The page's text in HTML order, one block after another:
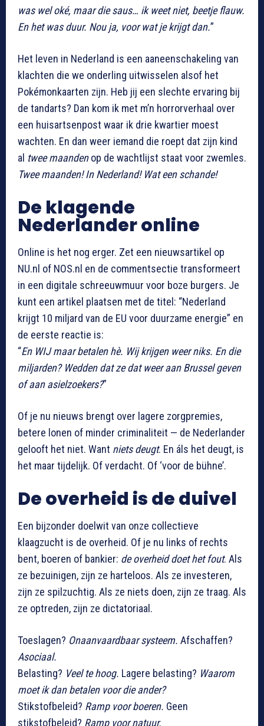
was wel oké, maar die saus… ik weet niet, beetje flauw.
En het was duur. Nou ja, voor wat je krijgt dan.”
Het leven in Nederland is een aaneenschakeling van
klachten die we onderling uitwisselen alsof het
Pokémonkaarten zijn. Heb jij een slechte ervaring bij
de tandarts? Dan kom ik met m’n horrorverhaal over
een huisartsenpost waar ik drie kwartier moest
wachten. En dan weer iemand die roept dat zijn kind
al twee maandenop de wachtlijst staat voor zwemles.
Twee maanden! In Nederland! Wat een schande!
De klagende
Nederlander online
Online is het nog erger. Zet een nieuwsartikel op
NU.nl of NOS.nl en de commentsectie transformeert
in een digitale schreeuwmuur voor boze burgers. Je
kunt een artikel plaatsen met de titel: “Nederland
krijgt 10 miljard van de EU voor duurzame energie” en
de eerste reactie is:
“En WIJ maar betalen hè. Wij krijgen weer niks. En die
miljarden? Wedden dat ze dat weer aan Brussel geven
of aan asielzoekers?”
Of je nu nieuws brengt over lagere zorgpremies,
betere lonen of minder criminaliteit — de Nederlander
gelooft het niet. Want niets deugt. En áls het deugt, is
het maar tijdelijk. Of verdacht. Of ‘voor de bühne’.
De overheid is de duivel
Een bijzonder doelwit van onze collectieve
klaagzucht is de overheid. Of je nu links of rechts
bent, boeren of bankier: de overheid doet het fout. Als
ze bezuinigen, zijn ze harteloos. Als ze investeren,
zijn ze spilzuchtig. Als ze niets doen, zijn ze traag. Als
ze optreden, zijn ze dictatoriaal.
Toeslagen? Onaanvaardbaar systeem. Afschaffen?
Asociaal.
Belasting? Veel te hoog. Lagere belasting? Waarom
moet ik dan betalen voor die ander?
Stikstofbeleid? Ramp voor boeren. Geen
stikstofbeleid? Ramp voor natuur.